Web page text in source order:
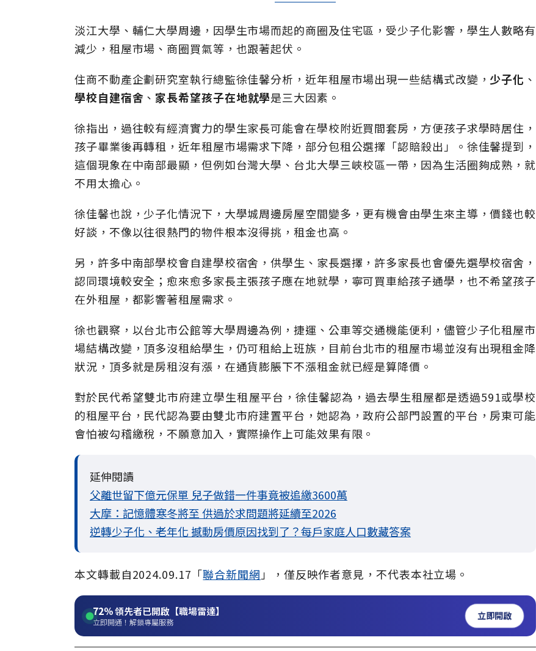
淡江大學、輔仁大學周邊，因學生市場而起的商圈及住宅區，受少子化影響，學生人數略有
減少，租屋市場、商圈買氣等，也跟著起伏。
住商不動產企劃研究室執行總監徐佳馨分析，近年租屋市場出現一些結構式改變， 少子化 、
學校自建宿舍 、 家長希望孩子在地就學是三大因素。
徐指出，過往較有經濟實力的學生家長可能會在學校附近買間套房，方便孩子求學時居住，
孩子畢業後再轉租，近年租屋市場需求下降，部分包租公選擇「認賠殺出」。徐佳馨提到，
這個現象在中南部最顯，但例如台灣大學、台北大學三峽校區一帶，因為生活圈夠成熟，就
不用太擔心。
徐佳馨也說，少子化情況下，大學城周邊房屋空間變多，更有機會由學生來主導，價錢也較
好談，不像以往很熱門的物件根本沒得挑，租金也高。
另，許多中南部學校會自建學校宿舍，供學生、家長選擇，許多家長也會優先選學校宿舍，
認同環境較安全；愈來愈多家長主張孩子應在地就學，寧可買車給孩子通學，也不希望孩子
在外租屋，都影響著租屋需求。
徐也觀察，以台北市公館等大學周邊為例，捷運、公車等交通機能便利，儘管少子化租屋市
場結構改變，頂多沒租給學生，仍可租給上班族，目前台北市的租屋市場並沒有出現租金降
狀況，頂多就是房租沒有漲，在通貨膨脹下不漲租金就已經是算降價。
對於民代希望雙北市府建立學生租屋平台，徐佳馨認為，過去學生租屋都是透過591或學校
的租屋平台，民代認為要由雙北市府建置平台，她認為，政府公部門設置的平台，房東可能
會怕被勾稽繳稅，不願意加入，實際操作上可能效果有限。
延伸閱讀
父離世留下億元保單 兒子做錯一件事竟被追繳3600萬
大摩：記憶體寒冬將至 供過於求問題將延續至2026
逆轉少子化、老年化 撼動房價原因找到了？每戶家庭人口數藏答案
本文轉載自2024.09.17「聯合新聞網 」，僅反映作者意見，不代表本社立場。
72%領先者已開啟【職場雷達】
立即開通！解鎖專屬服務
立即開啟